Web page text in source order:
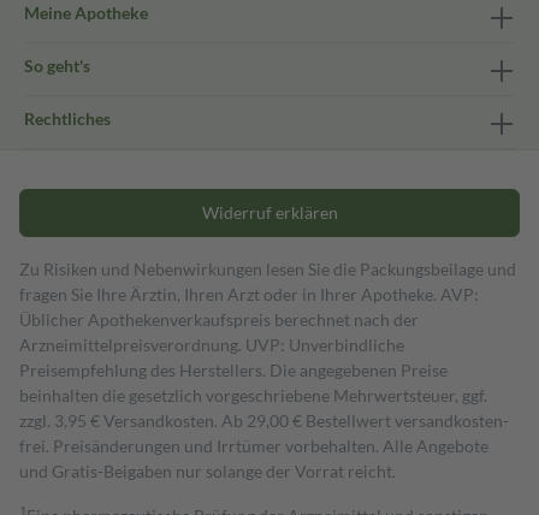
Meine Apotheke
So geht's
Rechtliches
Widerruf erklären
Zu Risiken und Nebenwirkungen lesen Sie die Packungsbeilage und
fragen Sie Ihre Ärztin, Ihren Arzt oder in Ihrer Apotheke. AVP:
Üblicher Apothekenverkaufspreis berechnet nach der
Arzneimittelpreisverordnung. UVP: Unverbindliche
Preisempfehlung des Herstellers. Die angegebenen Preise
beinhalten die gesetzlich vorgeschriebene Mehrwertsteuer, ggf.
zzgl. 3,95 € Versandkosten. Ab 29,00 € Bestell­wert versand­kosten­
frei. Preisänderungen und Irrtümer vorbehalten. Alle Angebote
und Gratis-Beigaben nur solange der Vorrat reicht.
1